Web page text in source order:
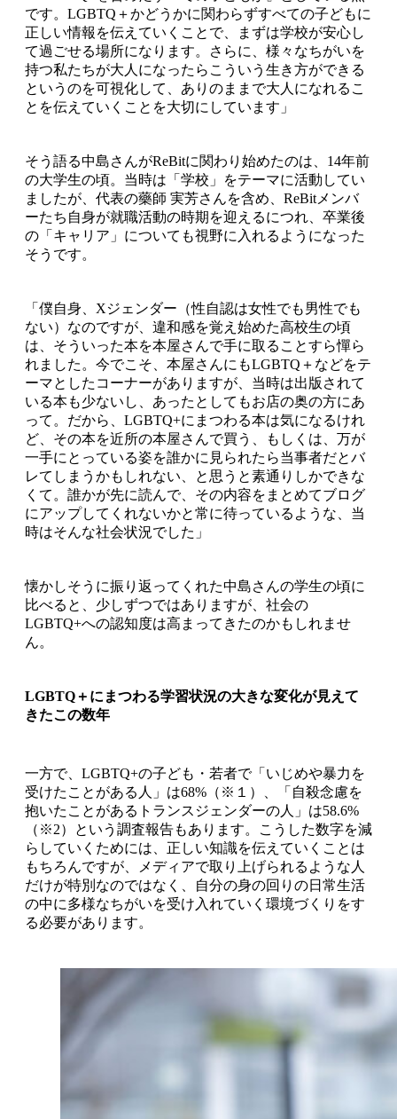
です。LGBTQ＋かどうかに関わらずすべての子どもに
正しい情報を伝えていくことで、まずは学校が安心し
て過ごせる場所になります。さらに、様々なちがいを
持つ私たちが大人になったらこういう生き方ができる
というのを可視化して、ありのままで大人になれるこ
とを伝えていくことを大切にしています」
そう語る中島さんがReBitに関わり始めたのは、14年前
の大学生の頃。当時は「学校」をテーマに活動してい
ましたが、代表の藥師 実芳さんを含め、ReBitメンバ
ーたち自身が就職活動の時期を迎えるにつれ、卒業後
の「キャリア」についても視野に入れるようになった
そうです。
「僕自身、Xジェンダー（性自認は女性でも男性でも
ない）なのですが、違和感を覚え始めた高校生の頃
は、そういった本を本屋さんで手に取ることすら憚ら
れました。今でこそ、本屋さんにもLGBTQ＋などをテ
ーマとしたコーナーがありますが、当時は出版されて
いる本も少ないし、あったとしてもお店の奥の方にあ
って。だから、LGBTQ+にまつわる本は気になるけれ
ど、その本を近所の本屋さんで買う、もしくは、万が
一手にとっている姿を誰かに見られたら当事者だとバ
レてしまうかもしれない、と思うと素通りしかできな
くて。誰かが先に読んで、その内容をまとめてブログ
にアップしてくれないかと常に待っているような、当
時はそんな社会状況でした」
懐かしそうに振り返ってくれた中島さんの学生の頃に
比べると、少しずつではありますが、社会の
LGBTQ+への認知度は高まってきたのかもしれませ
ん。
LGBTQ＋にまつわる学習状況の大きな変化が見えて
きたこの数年
一方で、LGBTQ+の子ども・若者で「いじめや暴力を
受けたことがある人」は68%（※１）、「自殺念慮を
抱いたことがあるトランスジェンダーの人」は58.6%
（※2）という調査報告もあります。こうした数字を減
らしていくためには、正しい知識を伝えていくことは
もちろんですが、メディアで取り上げられるような人
だけが特別なのではなく、自分の身の回りの日常生活
の中に多様なちがいを受け入れていく環境づくりをす
る必要があります。